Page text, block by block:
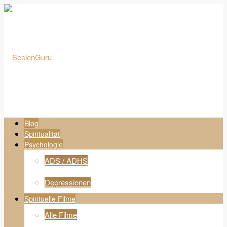
Blog
Spiritualität
Psychologie
ADS / ADHS
Depressionen
Spirituelle Filme
Alle Filme